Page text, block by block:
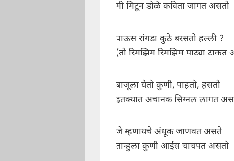
मी मिटून डोळे कविता जागत असतो
पाऊस रांगडा कुठे बरसतो हल्ली ?
(तो रिमझिम रिमझिम पाट्या टाकत
बाजूला येतो कुणी, पाहतो, हसतो
इतक्यात अचानक सिग्नल लागत
जे म्हणायचे अंधूक जाणवत असते
तान्हुला कुणी आईस चाचपत असतो